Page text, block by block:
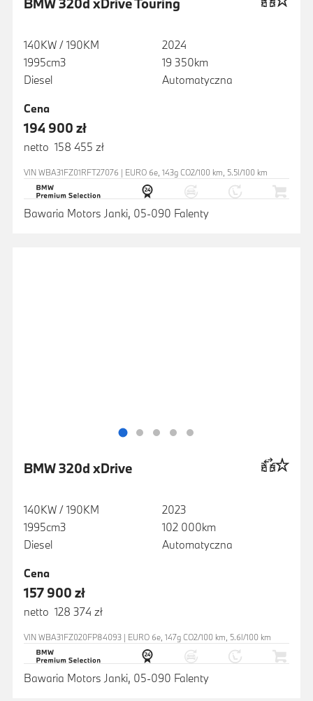
BMW 320d xDrive Touring
140KW / 190KM
1995cm3
Diesel
2024
19 350km
Automatyczna
Cena
194 900 zł
netto 158 455 zł
VIN WBA31FZ01RFT27076 | EURO 6e, 143g CO2/100 km, 5.5l/100 km
Bawaria Motors Janki, 05-090 Falenty
BMW 320d xDrive
140KW / 190KM
1995cm3
Diesel
2023
102 000km
Automatyczna
Cena
157 900 zł
netto 128 374 zł
VIN WBA31FZ020FP84093 | EURO 6e, 147g CO2/100 km, 5.6l/100 km
Bawaria Motors Janki, 05-090 Falenty